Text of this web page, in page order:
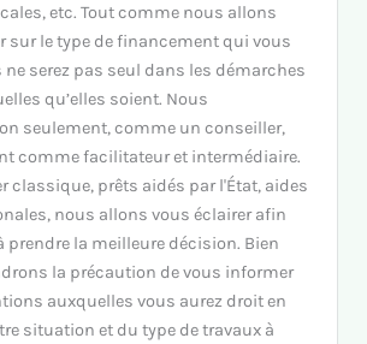
etc. Tout comme nous allons
sur le type de financement qui vous
ne serez pas seul dans les démarches
qu’elles soient. Nous
seulement, comme un conseiller,
comme facilitateur et intermédiaire.
classique, prêts aidés par l'État, aides
nous allons vous éclairer afin
prendre la meilleure décision. Bien
la précaution de vous informer
auxquelles vous aurez droit en
situation et du type de travaux à